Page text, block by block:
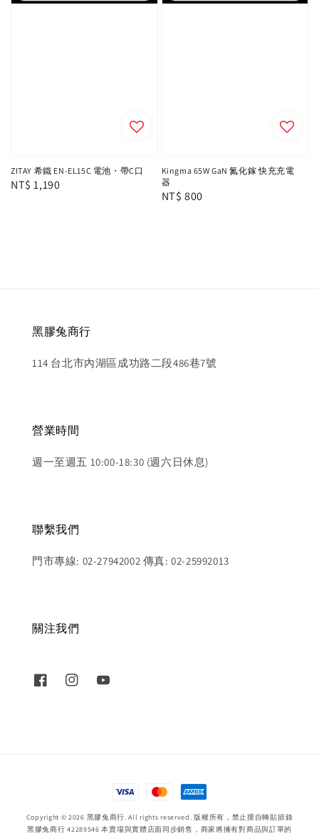
ZITAY 希鐵 EN-EL15C 電池・帶C口
Regular
NT$ 1,190
Kingma 65W GaN 氮化鎵 快充充電
器
Regular
NT$ 800
黑膠兔商行
114 台北市內湖區成功路二段486巷7號
營業時間
週一至週五 10:00-18:30 (週六日休息)
聯繫我們
門市專線: 02-27942002 傳真: 02-25992013
關注我們
Copyright © 2026 黑膠兔商行. All rights reserved. 版權所有，禁止擅自轉貼節錄
黑膠兔商行 42289546 本賣場與實體店面同步銷售，商家將擁有對商品與訂單的